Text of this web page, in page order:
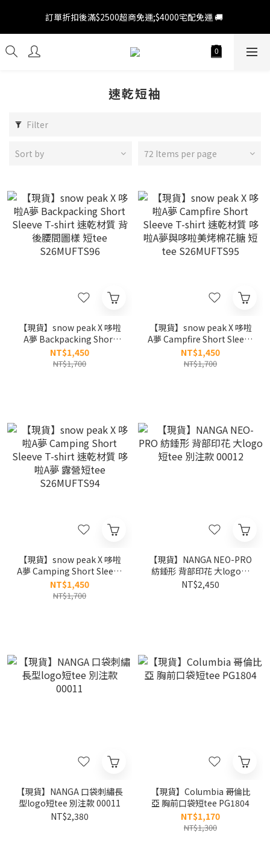
訂單折扣後滿$2500超商免運;$4000宅配免運 🚚
訂單折扣後滿$2500超商免運;$4000宅配免運 🚚
新會員 領百元折扣券 💵 會員登陸後 > 上方人像圖示我的帳號 > 優
惠券 > 前往領券中心領券 ( 滿千即可使用 )
訂單折扣後滿$2500超商免運;$4000宅配免運 🚚
速乾短袖
Filter
Sort by 72 Items per page
【現貨】snow peak X 哆啦
A夢 Backpacking Short
Sleeve T-shirt 速乾材質 背
後腰間圖樣 短tee
NT$1,450
NT$1,700
【現貨】snow peak X 哆啦
A夢 Campfire Short Sleeve
T-shirt 速乾材質 哆啦A夢與
哆啦美烤棉花糖 短tee
NT$1,450
NT$1,700
【現貨】snow peak X 哆啦
A夢 Camping Short Sleeve
營短tee S26MUFTS94
NT$1,450
NT$1,700
【現貨】NANGA NEO-PRO
紡錘形 背部印花 大logo短
tee 別注款 00012
NT$2,450
【現貨】NANGA 口袋刺繡長
型logo短tee 別注款 00011
NT$2,380
【現貨】Columbia 哥倫比
亞 胸前口袋短tee PG1804
NT$1,170
NT$1,300